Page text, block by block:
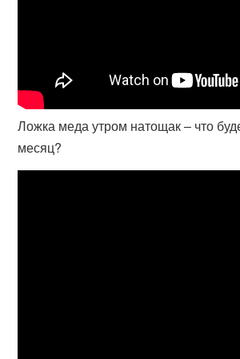
Ложка меда утром натощак – что
месяц?